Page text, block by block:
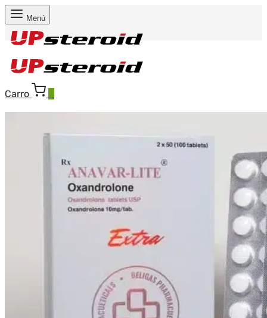
Menú
Carro